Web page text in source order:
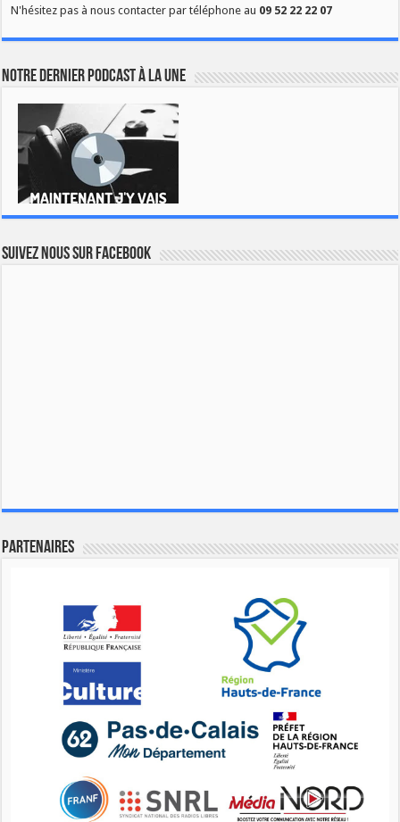
N'hésitez pas à nous contacter par téléphone au 09 52 22 22 07
Notre dernier podcast à la une
Suivez nous sur Facebook
Partenaires